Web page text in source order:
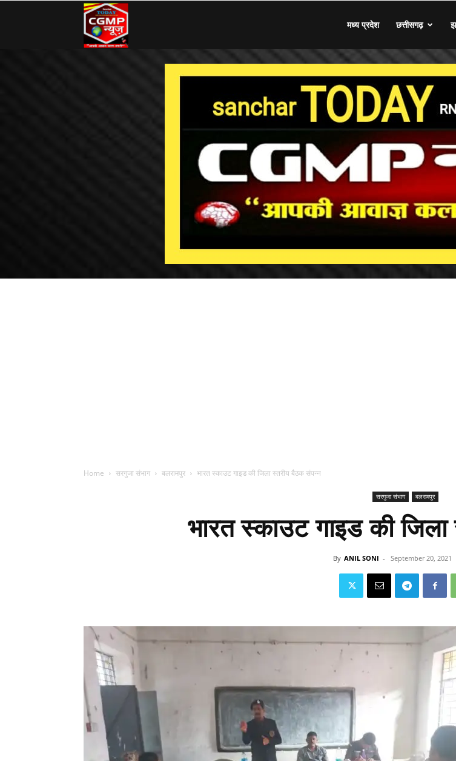
मध्य प्रदेश छत्तीसगढ़
Home सरगुजा संभाग बलरामपुर भारत स्काउट गाइड की जिला स्तरीय बैठक संपन्न
सरगुजा संभाग बलरामपुर
भारत स्काउट गाइड की
By ANIL SONI - September 20, 2021